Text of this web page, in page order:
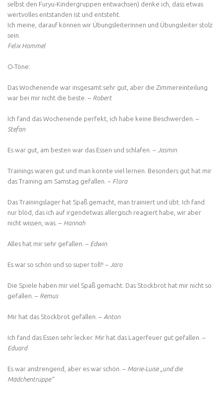
selbst den Furyu-Kindergruppen entwachsen) denke ich, dass etwas
wertvolles entstanden ist und entsteht.
Ich meine, darauf können wir Übungsleiterinnen und Übungsleiter stolz
sein.
Felix Hommel
O-Töne:
Das Wochenende war insgesamt sehr gut, aber die Zimmereinteilung
war bei mir nicht die beste. – Robert
Ich fand das Wochenende perfekt, ich habe keine Beschwerden. –
Stefan
Es war gut, am besten war das Essen und schlafen. – Jasmin
Trainings waren gut und man konnte viel lernen. Besonders gut hat mir
das Training am Samstag gefallen. – Flora
Das Trainingslager hat Spaß gemacht, man trainiert und übt. Ich fand
nur blöd, das ich auf irgendetwas allergisch reagiert habe, wir aber
nicht wissen, was. – Hannah
Alles hat mir sehr gefallen. – Edwin
Es war so schön und so super toll!! – Jaro
Die Spiele haben mir viel Spaß gemacht. Das Stockbrot hat mir nicht so
gefallen. – Remus
Mir hat das Stockbrot gefallen. – Anton
Ich fand das Essen sehr lecker. Mir hat das Lagerfeuer gut gefallen. –
Eduard
Es war anstrengend, aber es war schön. – Marie-Luise „und die
Mädchentruppe“